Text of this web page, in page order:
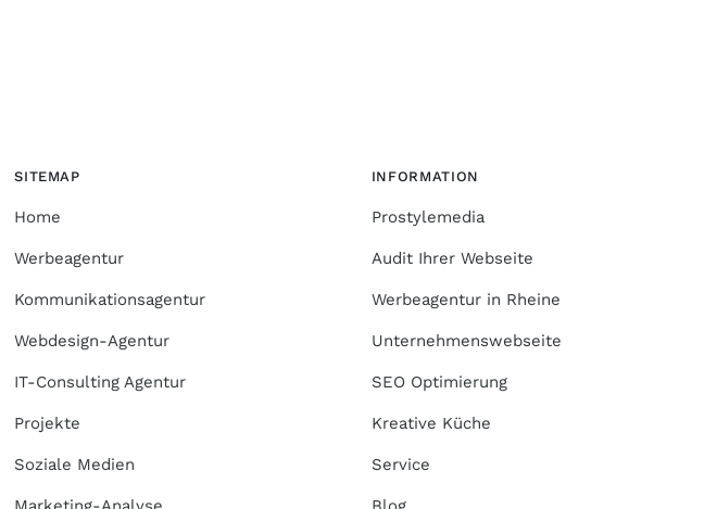
SITEMAP
Home
Werbeagentur
Kommunikationsagentur
Webdesign-Agentur
IT-Consulting Agentur
Projekte
Soziale Medien
INFORMATION
Prostylemedia
Audit Ihrer Webseite
Werbeagentur in Rheine
Unternehmenswebseite
SEO Optimierung
Kreative Küche
Service